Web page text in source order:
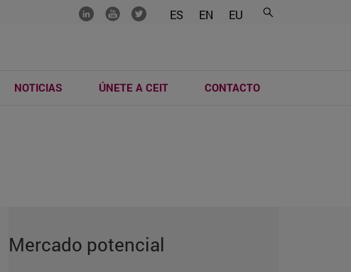
ES EN EU
....... ....... .......
NOTICIAS ÚNETE A CEIT CONTACTO
Mercado potencial